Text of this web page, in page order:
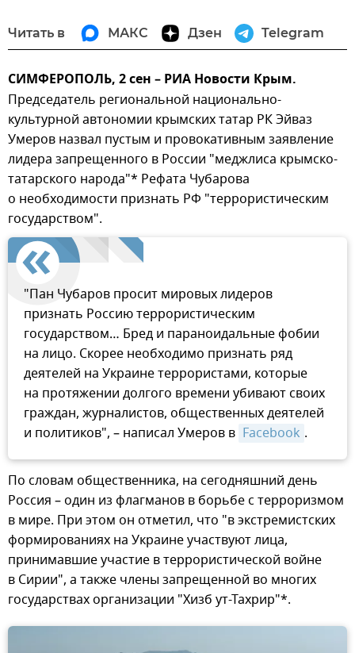
Читать в МАКС Дзен Telegram
СИМФЕРОПОЛЬ, 2 cен – РИА Новости Крым.
Председатель региональной национально-
культурной автономии крымских татар РК Эйваз
Умеров назвал пустым и провокативным заявление
лидера запрещенного в России "меджлиса крымско-
татарского народа"* Рефата Чубарова
о необходимости признать РФ "террористическим
государством".
"Пан Чубаров просит мировых лидеров
признать Россию террористическим
государством… Бред и параноидальные фобии
на лицо. Скорее необходимо признать ряд
деятелей на Украине террористами, которые
на протяжении долгого времени убивают своих
граждан, журналистов, общественных деятелей
и политиков", – написал Умеров в Facebook .
По словам общественника, на сегодняшний день
Россия – один из флагманов в борьбе с терроризмом
в мире. При этом он отметил, что "в экстремистских
формированиях на Украине участвуют лица,
принимавшие участие в террористической войне
в Сирии", а также члены запрещенной во многих
государствах организации "Хизб ут-Тахрир"*.